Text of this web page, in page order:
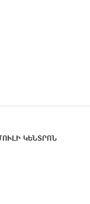
ԿԵՆՏՐՈՆ